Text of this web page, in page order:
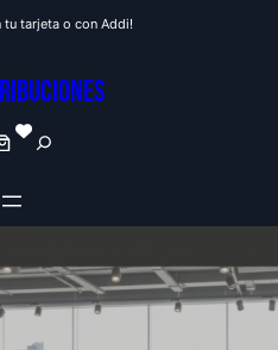
tu tarjeta o con Addi!
S
e
h